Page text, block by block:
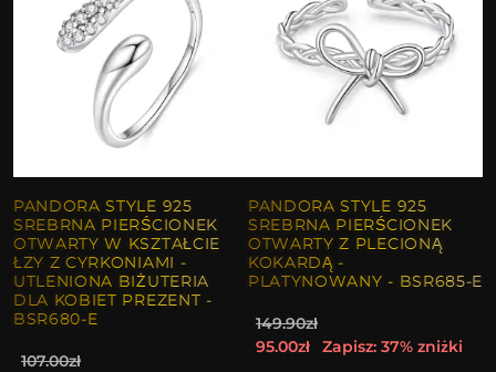
PANDORA STYLE 925
SREBRNA PIERŚCIONEK
OTWARTY W KSZTAŁCIE
ŁZY Z CYRKONIAMI -
UTLENIONA BIŻUTERIA
DLA KOBIET PREZENT -
BSR680-E
107.00zł
PANDORA STYLE 925
SREBRNA PIERŚCIONEK
OTWARTY Z PLECIONĄ
KOKARDĄ -
PLATYNOWANY - BSR685-E
149.90zł
95.00zł
Zapisz: 37% zniżki